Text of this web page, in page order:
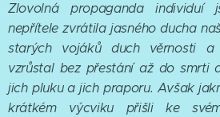
Zlovolná propaganda individuí
nepřítele zvrátila jasného ducha
starých vojáků duch věrnosti a
vzrůstal bez přestání až do smrti
jich pluku a jich praporu. Avšak
krátkém výcviku přišli ke